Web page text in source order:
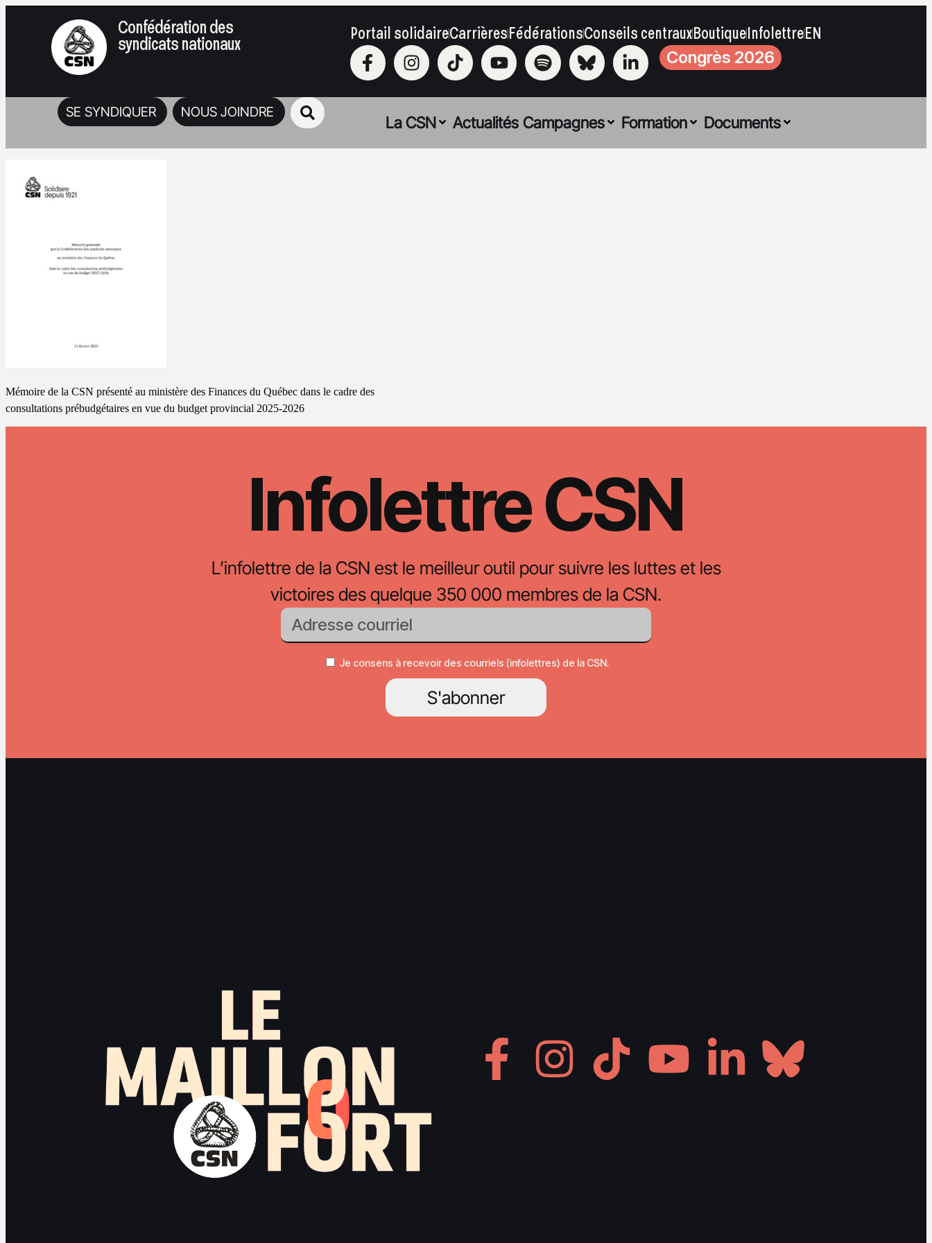
Confédération des
syndicats nationaux Portail solidaireCarrièresFédérationsConseils centrauxBoutiqueInfolettreEN
Congrès 2026
SE SYNDIQUER NOUS JOINDRE
La CSN Actualités Campagnes Formation Documents
Mémoire de la CSN présenté au ministère des Finances du Québec dans le cadre des
consultations prébudgétaires en vue du budget provincial 2025-2026
Infolettre CSN
L’infolettre de la CSN est le meilleur outil pour suivre les luttes et les
victoires des quelque 350 000 membres de la CSN.
Je consens à recevoir des courriels (infolettres) de la CSN.
S'abonner